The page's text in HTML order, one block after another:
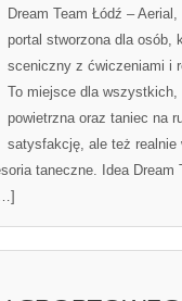
Dream Team Łódź –
portal stworzona dla osób,
sceniczny z ćwiczeniami i
To miejsce dla
powietrzna oraz taniec na
satysfakcję, ale też realnie
taneczne. Idea Dream